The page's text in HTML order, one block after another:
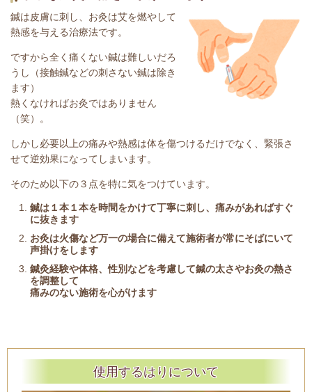
鍼は皮膚に刺し、お灸は艾を燃やして
熱感を与える治療法です。
ですから全く痛くない鍼は難しいだろ
うし（接触鍼などの刺さない鍼は除き
ます）
熱くなければお灸ではありません
（笑）。
しかし必要以上の痛みや熱感は体を傷つけるだけでなく、緊張さ
せて逆効果になってしまいます。
そのため以下の３点を特に気をつけています。
鍼は１本１本を時間をかけて丁寧に刺し、痛みがあればすぐ
に抜きます
お灸は火傷など万一の場合に備えて施術者が常にそばにいて
声掛けをします
鍼灸経験や体格、性別などを考慮して鍼の太さやお灸の熱さ
を調整して
痛みのない施術を心がけます
使用するはりについて